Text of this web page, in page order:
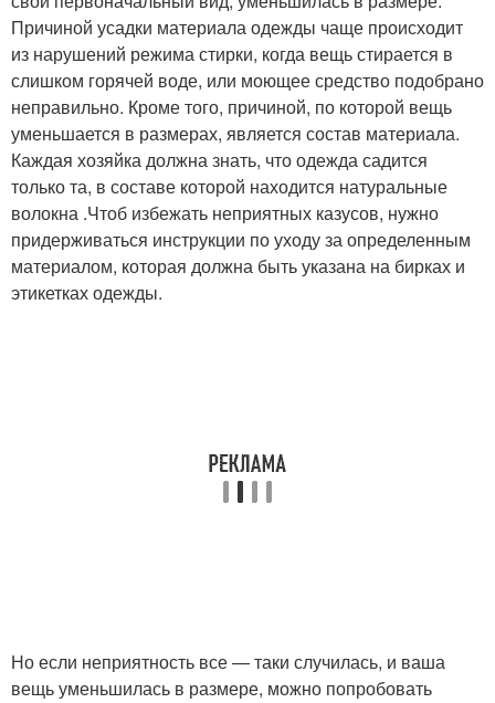
Причиной усадки материала одежды чаще происходит
из нарушений режима стирки, когда вещь стирается в
слишком горячей воде, или моющее средство подобрано
неправильно. Кроме того, причиной, по которой вещь
уменьшается в размерах, является состав материала.
Каждая хозяйка должна знать, что одежда садится
только та, в составе которой находится натуральные
волокна .Чтоб избежать неприятных казусов, нужно
придерживаться инструкции по уходу за определенным
материалом, которая должна быть указана на бирках и
этикетках одежды.
Но если неприятность все — таки случилась, и ваша
вещь уменьшилась в размере, можно попробовать